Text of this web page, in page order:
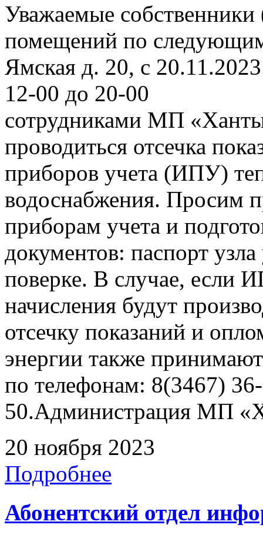
Уважаемые
помещений по
Ямская д. 20, с
12-00 до 20-00
сотрудниками МП
проводиться отсечка
приборов учета (ИПУ)
водоснабжения. Просим
приборам учета и
документов: паспорт
поверке. В случае, если
начисления будут
отсечку показаний и
энергии также
по телефонам: 8(3467)
50.Администрация МП
20 ноября 2023
Подробнее
Абонентский отдел